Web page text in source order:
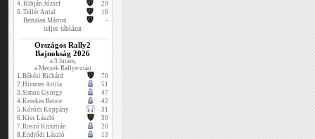
4. Hibján József
29
5. Tellér Antal
16
Bertalan Márton
-
teljes táblázat
Országos Rally2
Bajnokság 2026
a 3.futam,
a Mecsek Rallye után
1.Békési Richárd
70
2.Himmer Attila
51
3.Simon György
47
4.Kerekes Bence
42
5.Kóródi Koppány
31
6.Kiss László
30
7.Ruszó Krisztián
20
8.Endrődi László
13